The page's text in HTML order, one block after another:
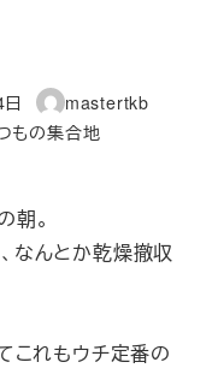
著
者
mastertkb
ー
もの集合地
朝。
なんとか乾燥撤収
これもウチ定番の